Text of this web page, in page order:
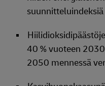
40 % vuoteen
2050 mennessä